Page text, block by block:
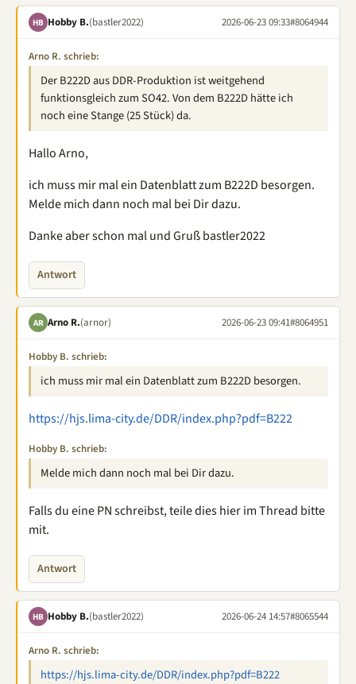
HB Hobby B.(bastler2022) 2026-06-23 09:33#8064944
Arno R. schrieb:
Der B222D aus DDR-Produktion ist weitgehend
funktionsgleich zum SO42. Von dem B222D hätte ich
noch eine Stange (25 Stück) da.
Hallo Arno,
ich muss mir mal ein Datenblatt zum B222D besorgen.
Melde mich dann noch mal bei Dir dazu.
Danke aber schon mal und Gruß bastler2022
Antwort
AR Arno R.(arnor) 2026-06-23 09:41#8064951
Hobby B. schrieb:
ich muss mir mal ein Datenblatt zum B222D besorgen.
https://hjs.lima-city.de/DDR/index.php?pdf=B222
Hobby B. schrieb:
Melde mich dann noch mal bei Dir dazu.
Falls du eine PN schreibst, teile dies hier im Thread bitte
mit.
Antwort
HB Hobby B.(bastler2022) 2026-06-24 14:57#8065544
Arno R. schrieb:
https://hjs.lima-city.de/DDR/index.php?pdf=B222